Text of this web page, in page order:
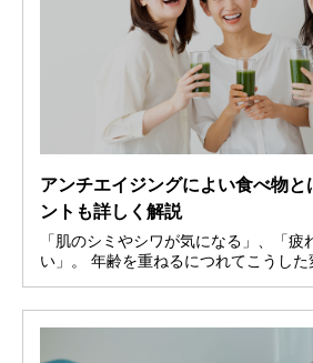
アンチエイジングによい食べ物と
ントも詳しく解説
「肌のシミやシワが気になる」、「
い」。 年齢を重ねるにつれてこうした